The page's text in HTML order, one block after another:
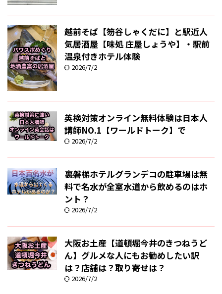
越前そば【笏谷しゃくだに】と駅近人
気居酒屋【味処 庄屋しょうや】・駅前
温泉付きホテル体験
2026/7/2
英検対策オンライン無料体験は日本人
講師NO.1【ワールドトーク】で
2026/7/2
裏磐梯ホテルグランデコの駐車場は無
料で名水が全室水道から飲めるのはホ
ント？
2026/7/2
大阪お土産【道頓堀今井のきつねうど
ん】グルメな人にもお勧めしたい訳
は？店舗は？取り寄せは？
2026/7/2